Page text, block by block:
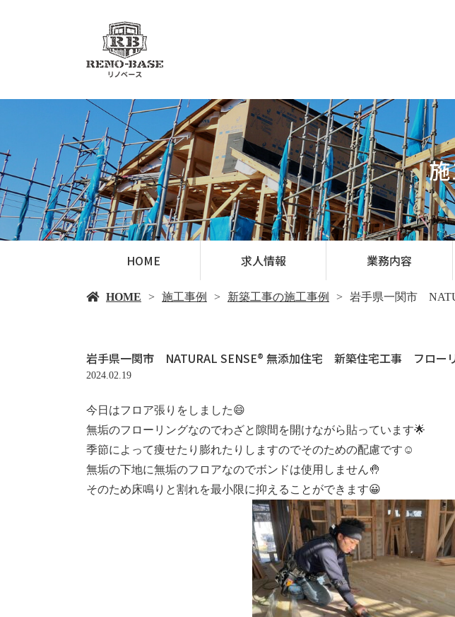
HOME 求人情報 業務内容
HOME 施工事例 新築工事の施工事例 岩手県一関市
岩手県一関市 NATURAL SENSE® 無添加住宅 新築住宅工事 フロー
2024.02.19
今日はフロア張りをしました😄
無垢のフローリングなのでわざと隙間を開けながら貼っています🌟
季節によって痩せたり膨れたりしますのでそのための配慮です☺️
無垢の下地に無垢のフロアなのでボンドは使用しません🤚
そのため床鳴りと割れを最小限に抑えることができます😀